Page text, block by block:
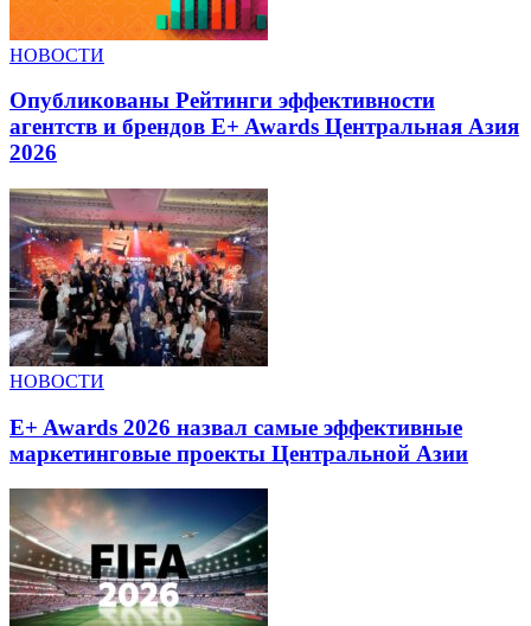
НОВОСТИ
Опубликованы Рейтинги эффективности
агентств и брендов E+ Awards Центральная Азия
2026
НОВОСТИ
E+ Awards 2026 назвал самые эффективные
маркетинговые проекты Центральной Азии